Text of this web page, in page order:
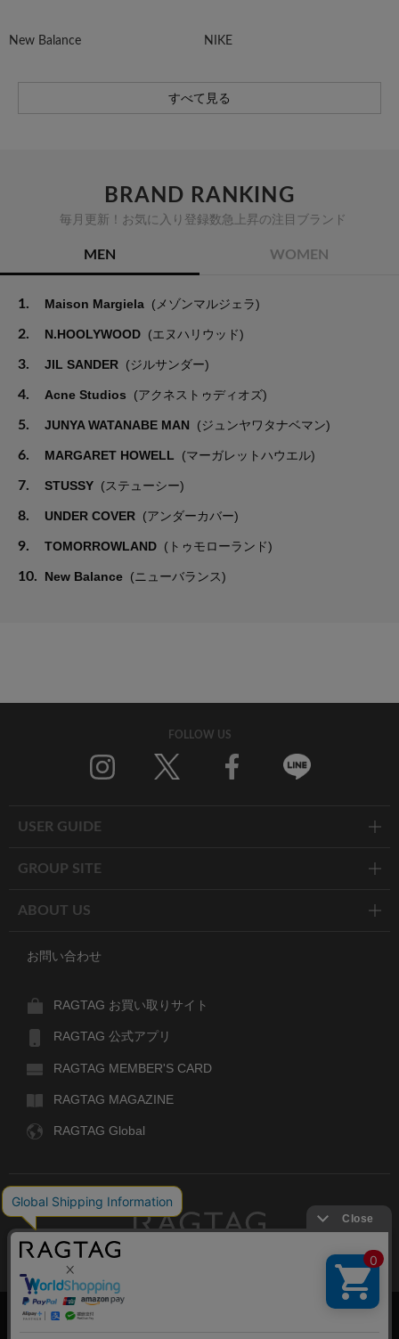
New Balance NIKE
すべて見る
BRAND RANKING
毎月更新！お気に入り登録数急上昇の注目ブランド
MEN WOMEN
1. Maison Margiela (メゾンマルジェラ)
2. N.HOOLYWOOD (エヌハリウッド)
3. JIL SANDER (ジルサンダー)
4. Acne Studios (アクネストゥディオズ)
5. JUNYA WATANABE MAN (ジュンヤワタナベマン)
6. MARGARET HOWELL (マーガレットハウエル)
7. STUSSY (ステューシー)
8. UNDER COVER (アンダーカバー)
9. TOMORROWLAND (トゥモローランド)
10. New Balance (ニューバランス)
FOLLOW US
USER GUIDE
GROUP SITE
ABOUT US
お問い合わせ
RAGTAG お買い取りサイト
RAGTAG 公式アプリ
RAGTAG MEMBER'S CARD
RAGTAG MAGAZINE
RAGTAG Global
デザイナーズブランドのユーズド・セレクトショップ